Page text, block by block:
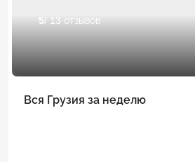
5/ 13 отзывов
Вся Грузия за неделю